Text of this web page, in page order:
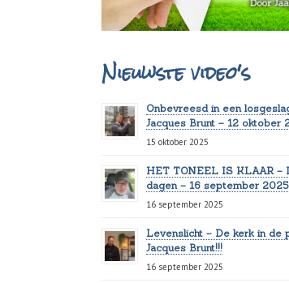
Nieuwste video's
Onbevreesd in een
Jacques Brunt – 12 oktober
15 oktober 2025
HET TONEEL IS KLAAR –
dagen – 16 september
16 september 2025
Levenslicht – De kerk in de
Jacques Brunt!!!
16 september 2025